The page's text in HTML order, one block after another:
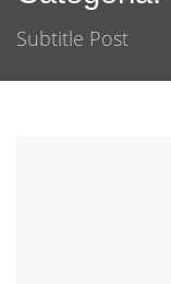
Subtitle Post